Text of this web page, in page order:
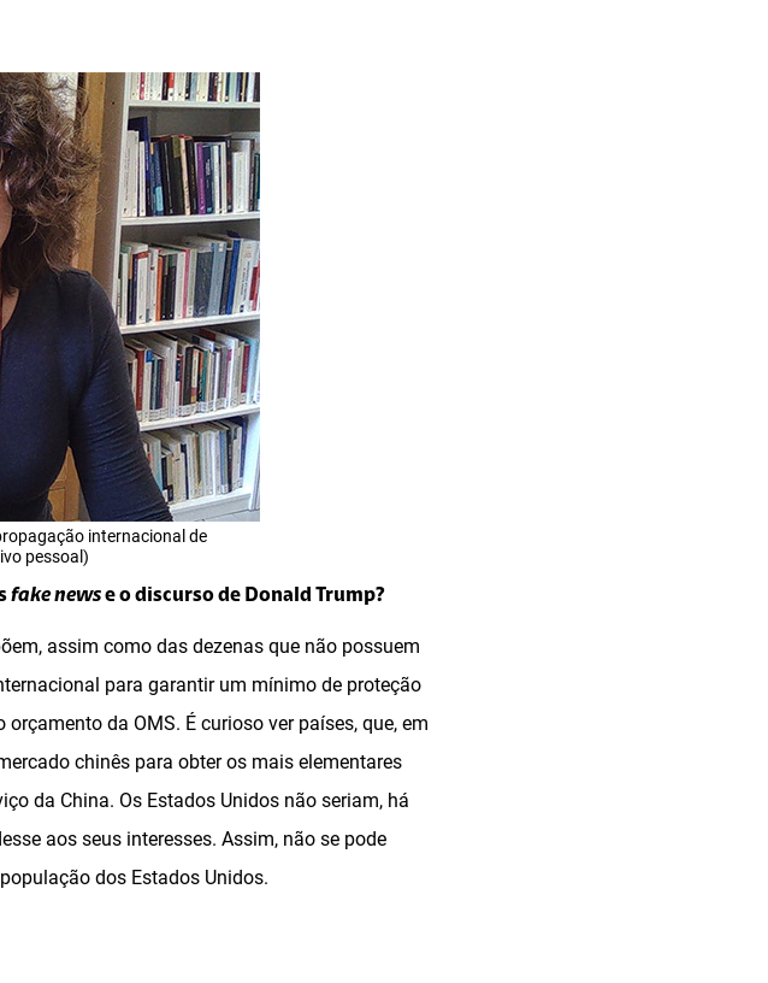
internacional de
pessoal)
fake newse o discurso de Donald Trump?
assim como das dezenas que não possuem
para garantir um mínimo de proteção
da OMS. É curioso ver países, que, em
chinês para obter os mais elementares
da China. Os Estados Unidos não seriam, há
aos seus interesses. Assim, não se pode
dos Estados Unidos.